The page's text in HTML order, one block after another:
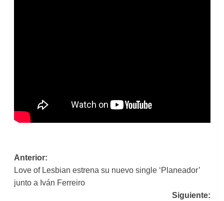
Navegación
de
entradas
Anterior:
Love of Lesbian estrena su nuevo single ‘Planeador’
junto a Iván Ferreiro
Siguiente: